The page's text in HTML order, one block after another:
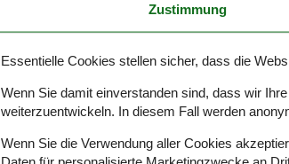
Varnæshoved
Zustimmung
Essentielle Cookies stellen sicher, dass die
Wenn Sie damit einverstanden sind, dass wir
weiterzuentwickeln. In diesem Fall werden
Wenn Sie die Verwendung aller Cookies